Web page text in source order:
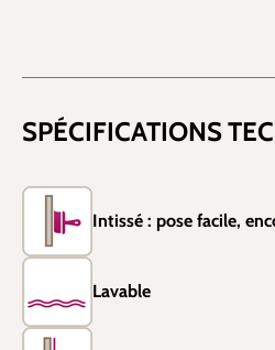
SPÉCIFICATIONS
Intissé : pose facile,
Lavable